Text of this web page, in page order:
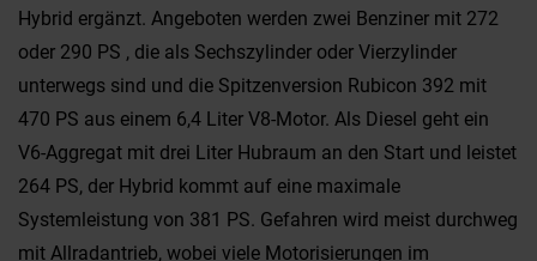
Hybrid ergänzt. Angeboten werden zwei Benziner mit 272
oder 290 PS , die als Sechszylinder oder Vierzylinder
unterwegs sind und die Spitzenversion Rubicon 392 mit
470 PS aus einem 6,4 Liter V8-Motor. Als Diesel geht ein
V6-Aggregat mit drei Liter Hubraum an den Start und leistet
264 PS, der Hybrid kommt auf eine maximale
Systemleistung von 381 PS. Gefahren wird meist durchweg
mit Allradantrieb, wobei viele Motorisierungen im